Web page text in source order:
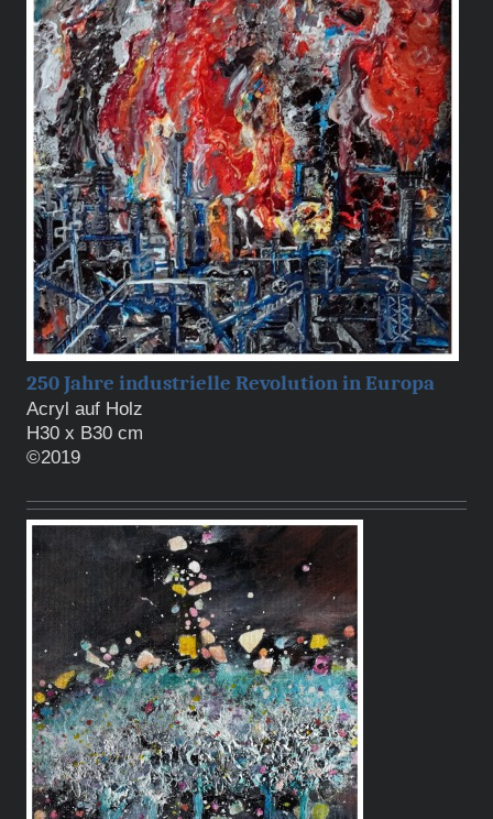
250 Jahre industrielle Revolution in Europa
Acryl auf Holz
H30 x B30 cm
©2019